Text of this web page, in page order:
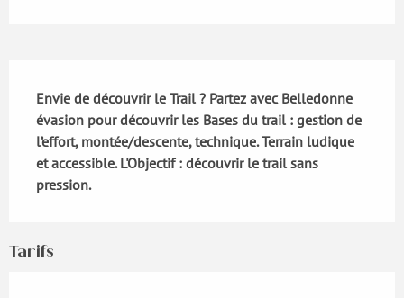
Envie de découvrir le Trail ? Partez avec Belledonne
évasion pour découvrir les Bases du trail : gestion de
l’effort, montée/descente, technique. Terrain ludique
et accessible. L'Objectif : découvrir le trail sans
pression.
Tarifs